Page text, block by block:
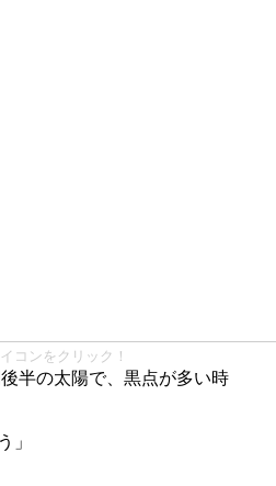
コンをクリック！
半の太陽で、黒点が多い時
」